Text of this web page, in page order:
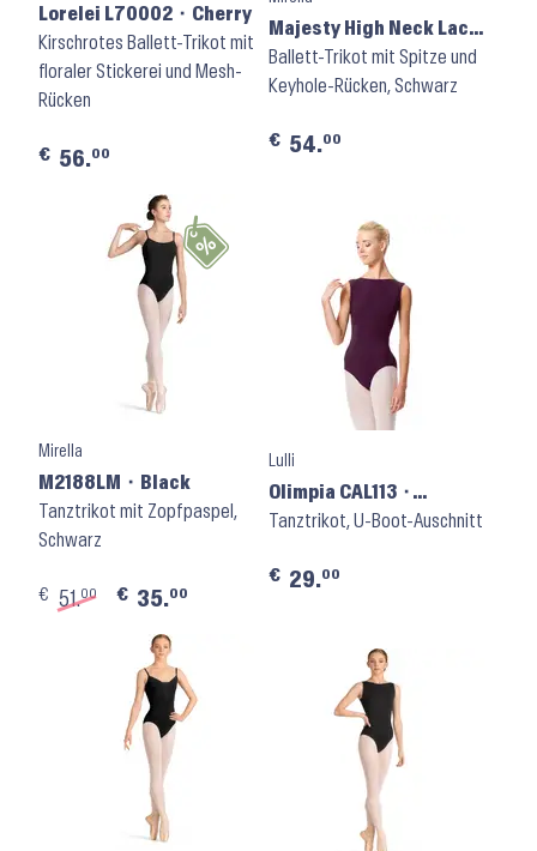
Lorelei L70002 ⬝ Cherry
Kirschrotes Ballett-Trikot mit
floraler Stickerei und Mesh-
Rücken
€ 56.00
Majesty High Neck Lace
Cap Sleeve Leotard
M5109LM ⬝ Black
Ballett-Trikot mit Spitze und
Keyhole-Rücken, Schwarz
€ 54.00
Mirella
M2188LM ⬝ Black
Tanztrikot mit Zopfpaspel,
Schwarz
€ 51.00 € 35.00
Lulli
Olimpia CAL113 ⬝
Aubergine
Tanztrikot, U-Boot-Auschnitt
€ 29.00